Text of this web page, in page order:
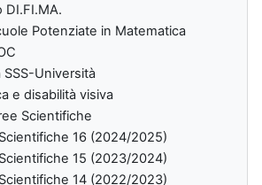
DI.FI.MA.
Potenziate in Matematica
Università
e disabilità visiva
Scientifiche
16 (2024/2025)
15 (2023/2024)
14 (2022/2023)